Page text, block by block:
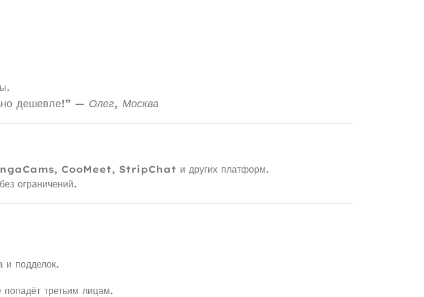
дешевле!” — Олег, Москва
CooMeet, StripChat и других платформ.
ограничений.
и подделок.
третьим лицам.